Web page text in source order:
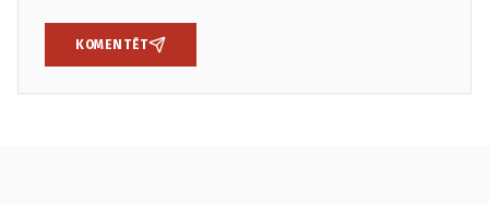
KOMENTĒT